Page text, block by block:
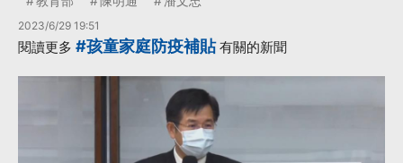
2023/6/29 19:51
閱讀更多 #孩童家庭防疫補貼有關的新聞